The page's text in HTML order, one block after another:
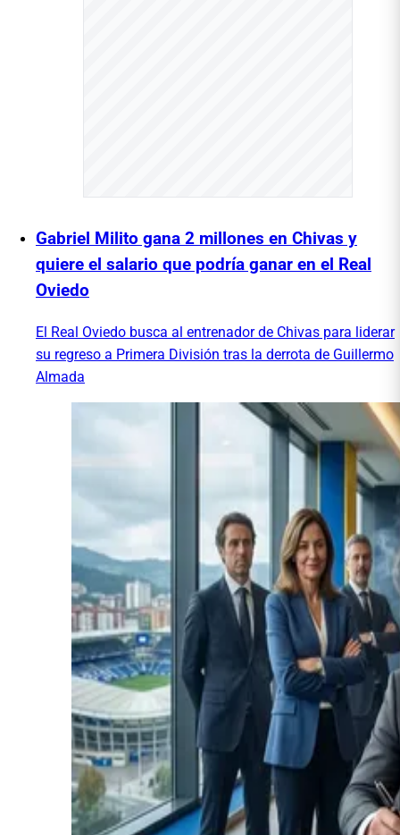
Gabriel Milito gana 2 millones en Chivas y
quiere el salario que podría ganar en el Real
Oviedo
El Real Oviedo busca al entrenador de Chivas para liderar
su regreso a Primera División tras la derrota de Guillermo
Almada